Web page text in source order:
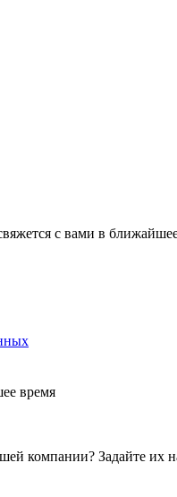
с вами в
время
компании? Задайте их